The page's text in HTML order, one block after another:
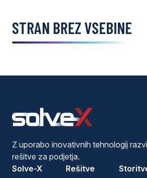
STRAN BREZ VSEBINE
Z uporabo inovativnih tehnologij
rešitve za podjetja.
Solve-X
Rešitve